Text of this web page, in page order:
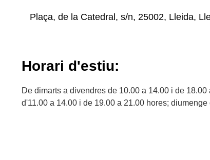
Plaça, de la Catedral, s/n, 25002, Lleida,
Horari d'estiu:
De dimarts a divendres de 10.00 a 14.00 i de
d'11.00 a 14.00 i de 19.00 a 21.00 hores; diumenge